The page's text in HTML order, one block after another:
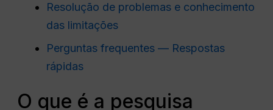
Resolução de problemas e conhecimento
das limitações
Perguntas frequentes — Respostas
rápidas
O que é a pesquisa